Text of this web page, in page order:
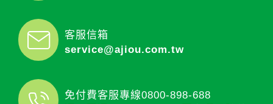
客服信箱
service@ajiou.com.tw
免付費客服專線0800-898-688